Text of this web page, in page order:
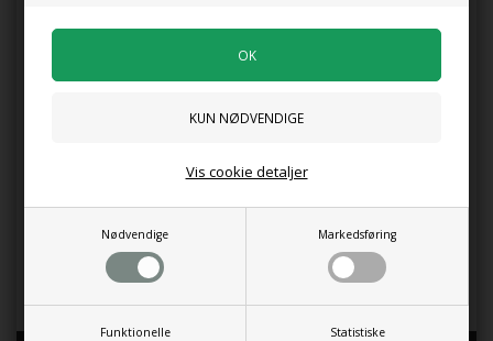
Nødvendige Markedsføring
Funktionelle Statistiske
Vis cookie detaljer
'Hallertauer Tradition' er en klassisk tysk humlesort med flotte
hegn, pergolaer og espalier.
Humle er flerårig og skyder igen hvert forår efter vinterdvale.
hjemmebrygning, men fungerer også som en dekorativ
klatreplante, der skaber læ og grønne rum i haven.